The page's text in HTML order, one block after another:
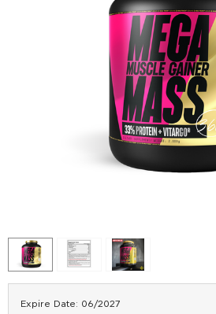
Expire Date: 06/2027